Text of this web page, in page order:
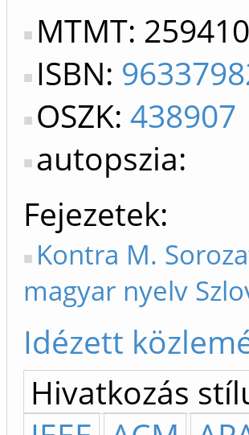
MTMT:
ISBN:
OSZK: 438907
autopszia:
Fejezetek
Kontra M.
magyar nyelv
Idézett
Hivatkozás